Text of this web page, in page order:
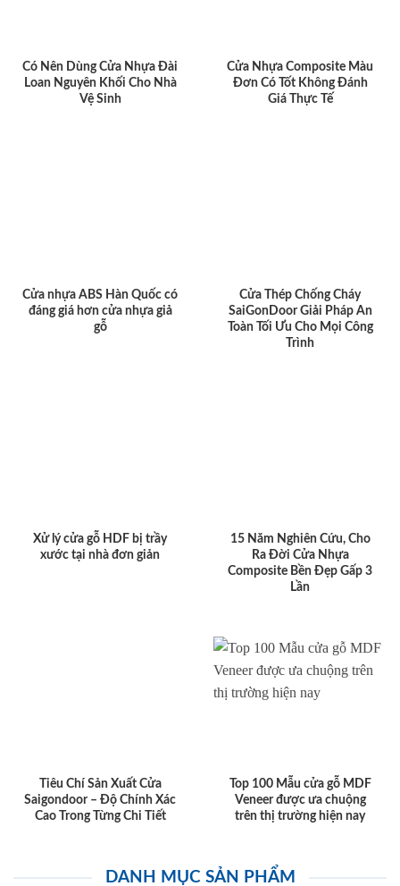
Có Nên Dùng Cửa Nhựa Đài
Loan Nguyên Khối Cho Nhà
Vệ Sinh
Cửa Nhựa Composite Màu
Đơn Có Tốt Không Đánh
Giá Thực Tế
Cửa nhựa ABS Hàn Quốc có
đáng giá hơn cửa nhựa giả
gỗ
Cửa Thép Chống Cháy
SaiGonDoor Giải Pháp An
Toàn Tối Ưu Cho Mọi Công
Trình
Xử lý cửa gỗ HDF bị trầy
xước tại nhà đơn giản
15 Năm Nghiên Cứu, Cho
Ra Đời Cửa Nhựa
Composite Bền Đẹp Gấp 3
Lần
Tiêu Chí Sản Xuất Cửa
Saigondoor – Độ Chính Xác
Cao Trong Từng Chi Tiết
Top 100 Mẫu cửa gỗ MDF
Veneer được ưa chuộng
trên thị trường hiện nay
DANH MỤC SẢN PHẨM